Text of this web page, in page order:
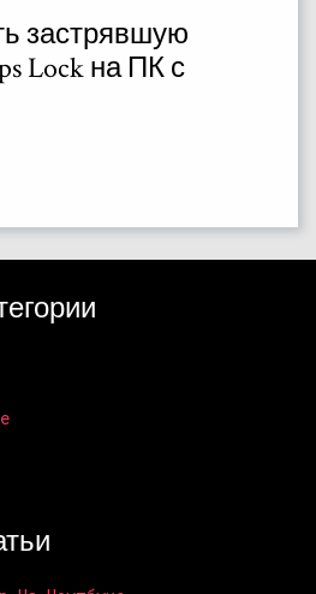
застрявшую
Lock на ПК с